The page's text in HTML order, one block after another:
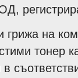
грижа на
тонер